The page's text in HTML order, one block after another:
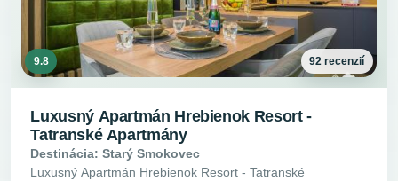
9.8 92 recenzií
Luxusný Apartmán Hrebienok Resort -
Tatranské Apartmány
Destinácia: Starý Smokovec
Luxusný Apartmán Hrebienok Resort - Tatranské